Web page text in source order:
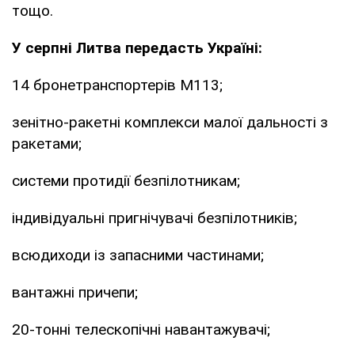
тощо.
У серпні Литва передасть Україні:
14 бронетранспортерів М113;
зенітно-ракетні комплекси малої дальності з
ракетами;
системи протидії безпілотникам;
індивідуальні пригнічувачі безпілотників;
всюдиходи із запасними частинами;
вантажні причепи;
20-тонні телескопічні навантажувачі;